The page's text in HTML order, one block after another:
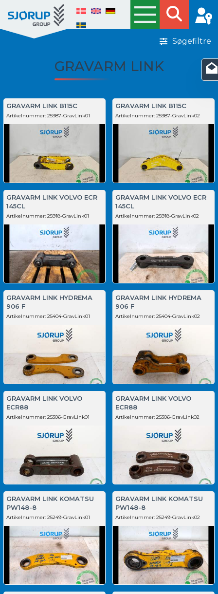
Søgefiltre
GRAVARM LINK
GRAVARM LINK B115C
Artikelnummer: 25987-GravLink01
GRAVARM LINK B115C
Artikelnummer: 25987-GravLink02
GRAVARM LINK VOLVO ECR
145CL
Artikelnummer: 25918-GravLink01
GRAVARM LINK VOLVO ECR
145CL
Artikelnummer: 25918-GravLink02
GRAVARM LINK HYDREMA
906 F
Artikelnummer: 25404-GravLink01
GRAVARM LINK HYDREMA
906 F
Artikelnummer: 25404-GravLink02
GRAVARM LINK VOLVO
ECR88
Artikelnummer: 25306-GravLink01
GRAVARM LINK VOLVO
ECR88
Artikelnummer: 25306-GravLink02
GRAVARM LINK KOMATSU
PW148-8
Artikelnummer: 25249-GravLink01
GRAVARM LINK KOMATSU
PW148-8
Artikelnummer: 25249-GravLink02